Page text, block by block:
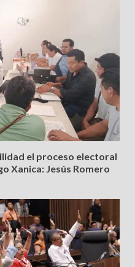
el proceso electoral
Xanica: Jesús Romero